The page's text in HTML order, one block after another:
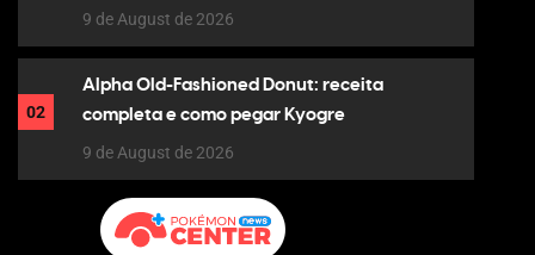
9 de August de 2026
02
Alpha Old-Fashioned Donut: receita
completa e como pegar Kyogre
9 de August de 2026